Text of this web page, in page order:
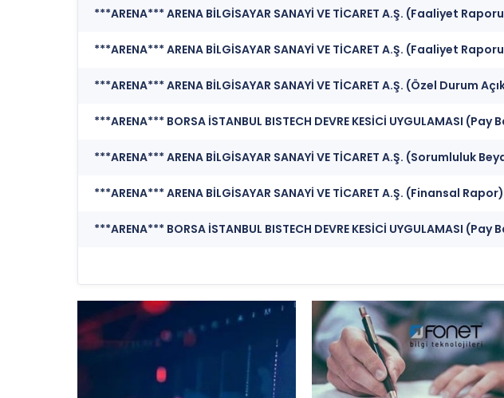
***ARENA*** ARENA BİLGİSAYAR SANAYİ VE TİCARET A.Ş. (Faaliyet
***ARENA*** ARENA BİLGİSAYAR SANAYİ VE TİCARET A.Ş. (Faaliyet
***ARENA*** ARENA BİLGİSAYAR SANAYİ VE TİCARET A.Ş. (Özel Durum
***ARENA*** ARENA BİLGİSAYAR SANAYİ VE TİCARET A.Ş. (Sorumluluk
***ARENA*** ARENA BİLGİSAYAR SANAYİ VE TİCARET A.Ş. (Finansal Rapor)